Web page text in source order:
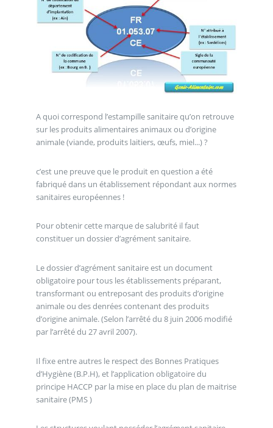
A quoi correspond l’estampille sanitaire qu’on retrouve
sur les produits alimentaires animaux ou d’origine
animale (viande, produits laitiers, œufs, miel...) ?
c’est une preuve que le produit en question a été
fabriqué dans un établissement répondant aux normes
sanitaires européennes !
Pour obtenir cette marque de salubrité il faut
constituer un dossier d’agrément sanitaire.
Le dossier d’agrément sanitaire est un document
obligatoire pour tous les établissements préparant,
transformant ou entreposant des produits d’origine
animale ou des denrées contenant des produits
d’origine animale. (Selon l’arrêté du 8 juin 2006 modifié
par l’arrêté du 27 avril 2007).
Il fixe entre autres le respect des Bonnes Pratiques
d’Hygiène (B.P.H), et l’application obligatoire du
principe HACCP par la mise en place du plan de maitrise
sanitaire (PMS )